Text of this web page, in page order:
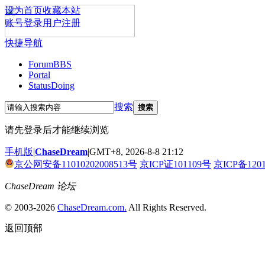
设为首页收藏本站
账号登录用户注册
快捷导航
ForumBBS
Portal
StatusDoing
搜索 搜索
请先登录后才能继续浏览
手机版|ChaseDream|GMT+8, 2026-8-8 21:12
京公网安备11010202008513号 京ICP证101109号 京ICP备
ChaseDream 论坛
© 2003-2026 ChaseDream.com. All Rights Reserved.
返回顶部